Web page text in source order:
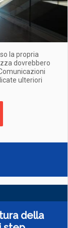
la propria
dovrebbero
ulteriori
della